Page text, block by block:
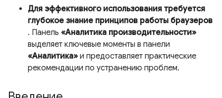
Для эффективного использования требуется
глубокое знание принципов работы браузеров
. Панель «Аналитика производительности»
выделяет ключевые моменты в панели
«Аналитика» и предоставляет практические
рекомендации по устранению проблем.